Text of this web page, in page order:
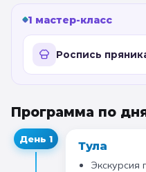
9 класс 10 класс
11 класс
Все предметы
География Ещё 7
1 мастер-класс
Роспись
Программа по
День 1
Тула
Экскурсия